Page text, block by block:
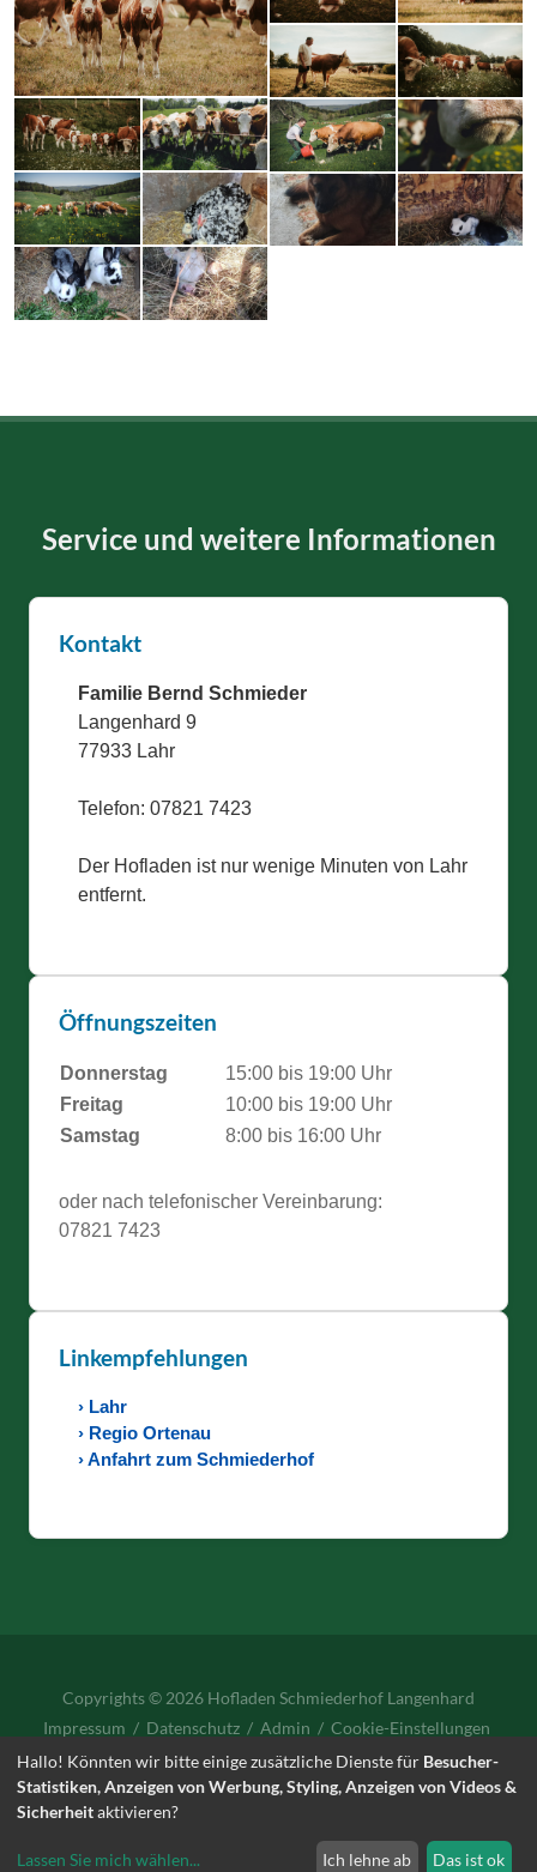
Service und weitere Informationen
Kontakt
Familie Bernd Schmieder
Langenhard 9
77933 Lahr
Telefon: 07821 7423
Der Hofladen ist nur wenige Minuten von Lahr
entfernt.
Öffnungszeiten
Donnerstag
15:00 bis 19:00 Uhr
Freitag
10:00 bis 19:00 Uhr
Samstag
8:00 bis 16:00 Uhr
oder nach telefonischer Vereinbarung:
07821 7423
Linkempfehlungen
› Lahr
› Regio Ortenau
› Anfahrt zum Schmiederhof
Copyrights © 2026 Hofladen Schmiederhof Langenhard
Impressum / Datenschutz / Admin / Cookie-Einstellungen
Hallo! Könnten wir bitte einige zusätzliche Dienste für Besucher-
Statistiken, Anzeigen von Werbung, Styling, Anzeigen von Videos &
Sicherheitaktivieren?
Lassen Sie mich wählen... Ich lehne ab Das ist ok